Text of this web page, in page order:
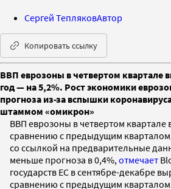
Сергей ТепляковАвтор
Копировать ссылку
ВВП еврозоны в четвертом квартале
год — на 5,2%. Рост экономики
прогноза из-за вспышки
штаммом «омикрон»
ВВП еврозоны в четвертом квартале
сравнению с предыдущим
со ссылкой на предварительные
меньше прогноза в 0,4%, отмечает
государств ЕС в сентябре-декабре
сравнению с предыдущим кварталом.